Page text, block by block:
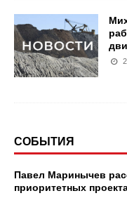
СОБЫТИЯ
Павел Маринычев
приоритетных